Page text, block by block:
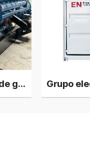
Grupo electrógeno de gas de biomasa de 1200 kW